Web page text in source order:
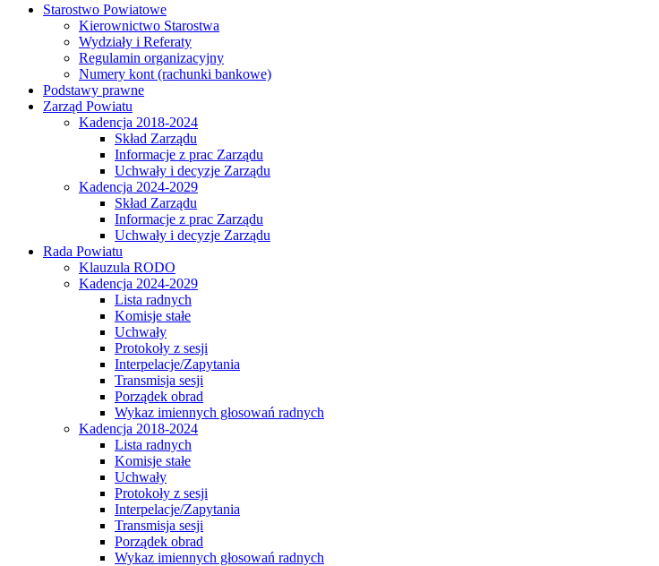
Starostwo Powiatowe
Kierownictwo Starostwa
Wydziały i Referaty
Regulamin organizacyjny
Numery kont (rachunki bankowe)
Podstawy prawne
Zarząd Powiatu
Kadencja 2018-2024
Skład Zarządu
Informacje z prac Zarządu
Uchwały i decyzje Zarządu
Kadencja 2024-2029
Skład Zarządu
Informacje z prac Zarządu
Uchwały i decyzje Zarządu
Rada Powiatu
Klauzula RODO
Kadencja 2024-2029
Lista radnych
Komisje stałe
Uchwały
Protokoły z sesji
Interpelacje/Zapytania
Transmisja sesji
Porządek obrad
Wykaz imiennych głosowań radnych
Kadencja 2018-2024
Lista radnych
Komisje stałe
Uchwały
Protokoły z sesji
Interpelacje/Zapytania
Transmisja sesji
Porządek obrad
Wykaz imiennych głosowań radnych